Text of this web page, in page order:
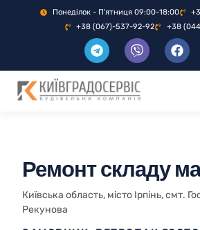
Понеділок - П'ятниця 09:00-18:00
+38 (067)-537-92-92
+38
Ремонт складу
Київська область, мiсто Ірпiнь, смт.
Рекунова